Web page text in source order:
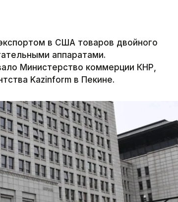
в США товаров двойного
аппаратами.
Министерство коммерции КНР,
Kazinform в Пекине.